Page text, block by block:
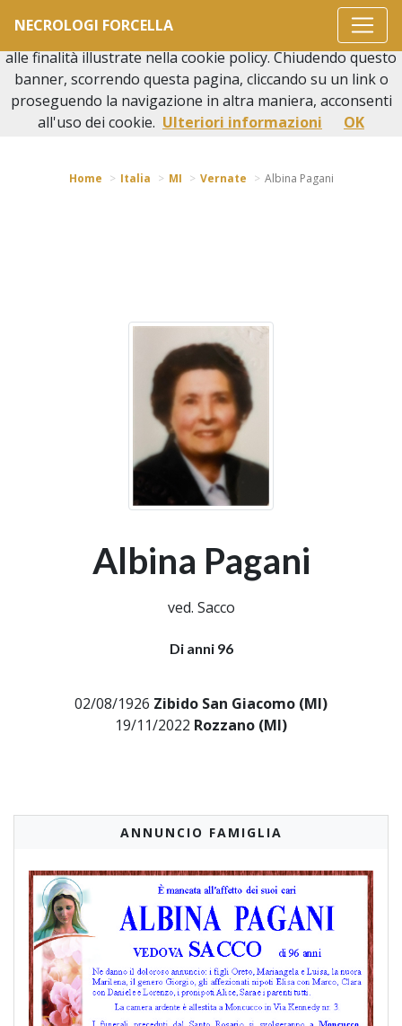
NECROLOGI FORCELLA
Torna indietro
Home Italia MI Vernate Albina Pagani
Albina Pagani
ved. Sacco
Di anni 96
02/08/1926 Zibido San Giacomo (MI)
19/11/2022 Rozzano (MI)
ANNUNCIO FAMIGLIA
Questo sito o gli strumenti terzi da questo utilizzati si
avvalgono di cookie necessari al funzionamento ed utili
alle finalità illustrate nella cookie policy. Chiudendo questo
banner, scorrendo questa pagina, cliccando su un link o
proseguendo la navigazione in altra maniera, acconsenti
all'uso dei cookie. Ulteriori informazioni OK